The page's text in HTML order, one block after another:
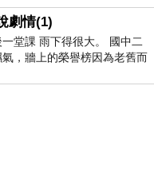
劇情(1)
堂課 雨下得很大。 國中二
，牆上的榮譽榜因為老舊而
辦公室外，手